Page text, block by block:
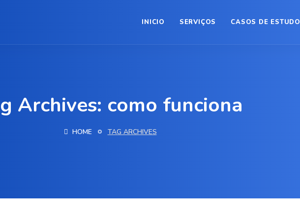
INICIO SERVIÇOS CASOS DE ESTUDO
Archives: como funciona
HOME TAG ARCHIVES